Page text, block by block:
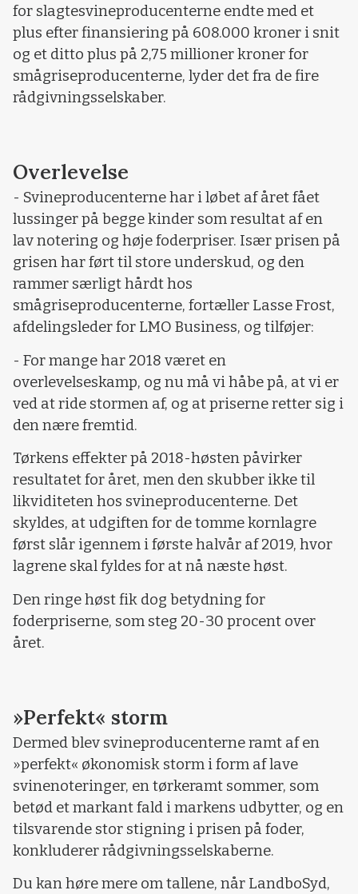
for slagtesvineproducenterne endte med et
plus efter finansiering på 608.000 kroner i snit
og et ditto plus på 2,75 millioner kroner for
smågriseproducenterne, lyder det fra de fire
rådgivningsselskaber.
Overlevelse
- Svineproducenterne har i løbet af året fået
lussinger på begge kinder som resultat af en
lav notering og høje foderpriser. Især prisen på
grisen har ført til store underskud, og den
rammer særligt hårdt hos
smågriseproducenterne, fortæller Lasse Frost,
afdelingsleder for LMO Business, og tilføjer:
- For mange har 2018 været en
overlevelseskamp, og nu må vi håbe på, at vi er
ved at ride stormen af, og at priserne retter sig i
den nære fremtid.
Tørkens effekter på 2018-høsten påvirker
resultatet for året, men den skubber ikke til
likviditeten hos svineproducenterne. Det
skyldes, at udgiften for de tomme kornlagre
først slår igennem i første halvår af 2019, hvor
lagrene skal fyldes for at nå næste høst.
Den ringe høst fik dog betydning for
foderpriserne, som steg 20-30 procent over
året.
»Perfekt« storm
Dermed blev svineproducenterne ramt af en
»perfekt« økonomisk storm i form af lave
svinenoteringer, en tørkeramt sommer, som
betød et markant fald i markens udbytter, og en
tilsvarende stor stigning i prisen på foder,
konkluderer rådgivningsselskaberne.
Du kan høre mere om tallene, når LandboSyd,